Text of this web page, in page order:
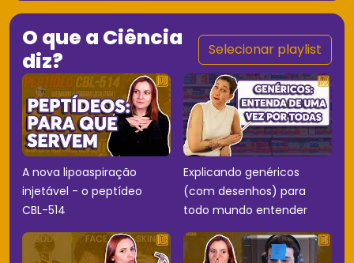
O que a Ciência
diz?
Selecionar playlist
A nova lipoaspiração
injetável - o peptídeo
CBL-514
Explicando genéricos
(com desenhos) para
todo mundo entender